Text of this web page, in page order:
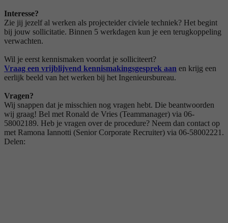
Interesse?
Zie jij jezelf al werken als projecteider civiele techniek? Het begint
bij jouw sollicitatie. Binnen 5 werkdagen kun je een terugkoppeling
verwachten.
Wil je eerst kennismaken voordat je solliciteert?
Vraag een vrijblijvend kennismakingsgesprek aan en krijg een
eerlijk beeld van het werken bij het Ingenieursbureau.
Vragen?
Wij snappen dat je misschien nog vragen hebt. Die beantwoorden
wij graag! Bel met Ronald de Vries (Teammanager) via 06-
58002189. Heb je vragen over de procedure? Neem dan contact op
met Ramona Iannotti (Senior Corporate Recruiter) via 06-58002221.
Delen: